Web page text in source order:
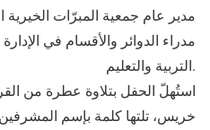
مدير عام جمعية المبرّات الخيرية
مدراء الدوائر والأقسام في
التربية والتعليم.
استُهلّ الحفل بتلاوة عطرة من
خريس، تلتها كلمة بإسم المشرفين